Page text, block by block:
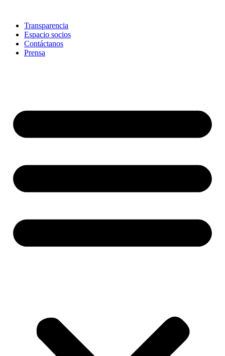
contentTransparencia
Espacio socios
Contáctanos
Prensa